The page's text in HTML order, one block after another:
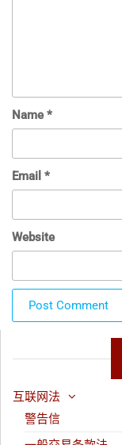
Name*
Email *
Website
互联网法
警告信